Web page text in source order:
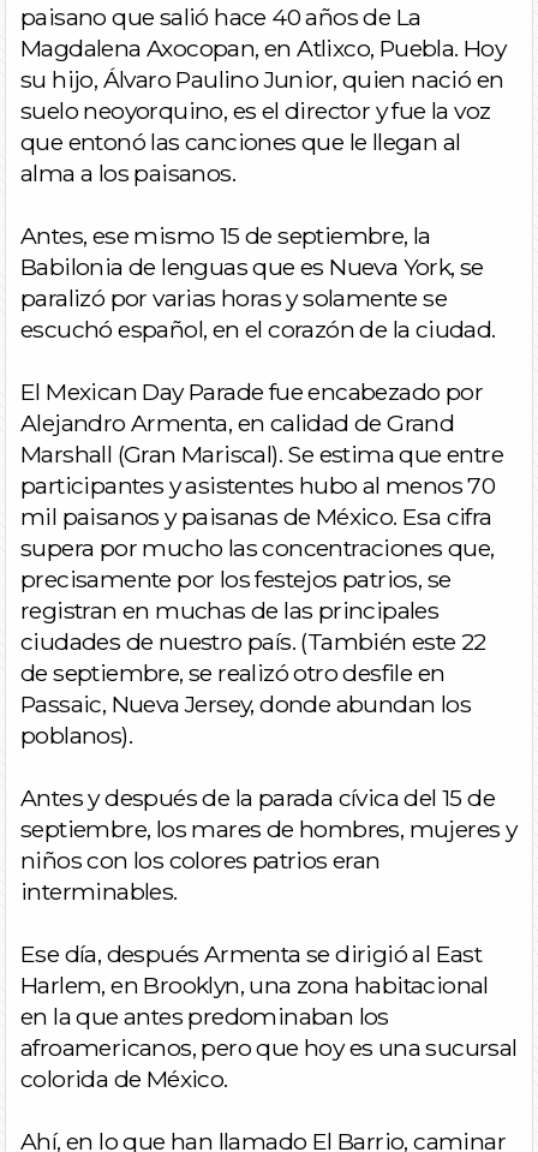
paisano que salió hace 40 años de La
Magdalena Axocopan, en Atlixco, Puebla. Hoy
su hijo, Álvaro Paulino Junior, quien nació en
suelo neoyorquino, es el director y fue la voz
que entonó las canciones que le llegan al
alma a los paisanos.
Antes, ese mismo 15 de septiembre, la
Babilonia de lenguas que es Nueva York, se
paralizó por varias horas y solamente se
escuchó español, en el corazón de la ciudad.
El Mexican Day Parade fue encabezado por
Alejandro Armenta, en calidad de Grand
Marshall (Gran Mariscal). Se estima que entre
participantes y asistentes hubo al menos 70
mil paisanos y paisanas de México. Esa cifra
supera por mucho las concentraciones que,
precisamente por los festejos patrios, se
registran en muchas de las principales
ciudades de nuestro país. (También este 22
de septiembre, se realizó otro desfile en
Passaic, Nueva Jersey, donde abundan los
poblanos).
Antes y después de la parada cívica del 15 de
septiembre, los mares de hombres, mujeres y
niños con los colores patrios eran
interminables.
Ese día, después Armenta se dirigió al East
Harlem, en Brooklyn, una zona habitacional
en la que antes predominaban los
afroamericanos, pero que hoy es una sucursal
colorida de México.
Ahí, en lo que han llamado El Barrio, caminar